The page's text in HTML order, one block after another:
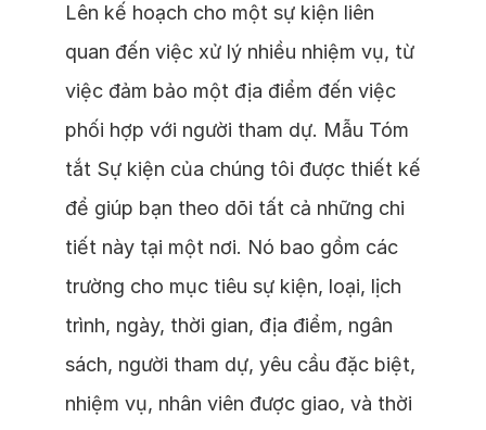
Lên kế hoạch cho một sự kiện liên
quan đến việc xử lý nhiều nhiệm vụ, từ
việc đảm bảo một địa điểm đến việc
phối hợp với người tham dự. Mẫu Tóm
tắt Sự kiện của chúng tôi được thiết kế
để giúp bạn theo dõi tất cả những chi
tiết này tại một nơi. Nó bao gồm các
trường cho mục tiêu sự kiện, loại, lịch
trình, ngày, thời gian, địa điểm, ngân
sách, người tham dự, yêu cầu đặc biệt,
nhiệm vụ, nhân viên được giao, và thời